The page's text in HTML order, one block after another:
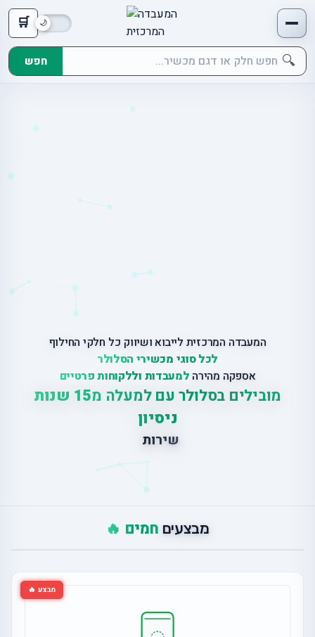
🛒
🔍 חפש
המעבדה המרכזית לייבוא ושיווק כל חלקי החילוף
לכל סוגי מכשירי הסלולר
אספקה מהירה למעבדות וללקוחות פרטיים
מובילים בסלולר עם למעלה מ
15 שנות
ניסיון
תתיקו
מבצעים חמים 🔥
מבצע 🔥